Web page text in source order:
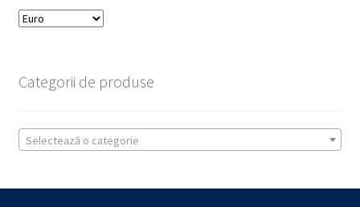
Categorii de produse
Selectează o categorie